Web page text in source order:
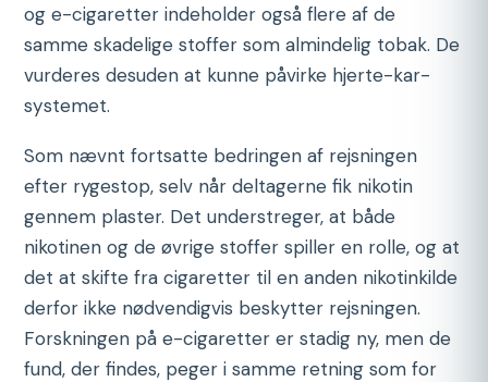
og e-cigaretter indeholder også flere af de
samme skadelige stoffer som almindelig tobak. De
vurderes desuden at kunne påvirke hjerte-kar-
systemet.
Som nævnt fortsatte bedringen af rejsningen
efter rygestop, selv når deltagerne fik nikotin
gennem plaster. Det understreger, at både
nikotinen og de øvrige stoffer spiller en rolle, og at
det at skifte fra cigaretter til en anden nikotinkilde
derfor ikke nødvendigvis beskytter rejsningen.
Forskningen på e-cigaretter er stadig ny, men de
fund, der findes, peger i samme retning som for